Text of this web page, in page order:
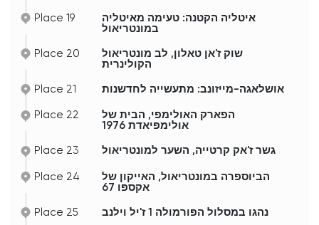
Place 19
איטליה הקטנה: טעימה מאיטליה
במונטריאול
Place 20
שוק ז'אן טאלון, לב מונטריאול
הקולינרית
Place 21
אושלאגה-מייזונב: מתעשייה לחדשנות
Place 22
הפארק האולימפי, הבית של
אולימפיאדת 1976
Place 23
גשר ז'אק קרטייה, השער למונטריאול
Place 24
הביוספרה במונטריאול, האייקון של
אקספו 67
Place 25
נהגו במסלול הפורמולה 1 ז'יל וילנב